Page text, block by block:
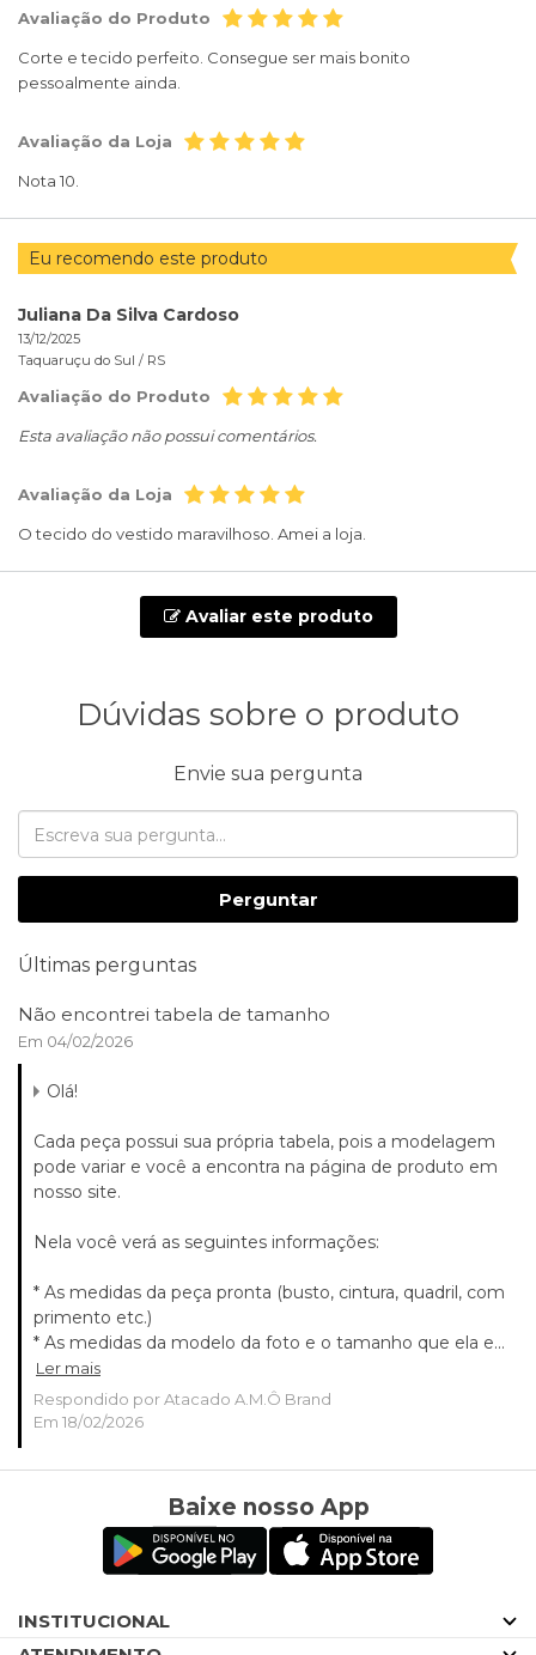
Avaliação do Produto
Corte e tecido perfeito. Consegue ser mais bonito
pessoalmente ainda.
Avaliação da Loja
Nota 10.
Eu recomendo este produto
Juliana Da Silva Cardoso
13/12/2025
Taquaruçu do Sul / RS
Avaliação do Produto
Esta avaliação não possui comentários.
Avaliação da Loja
O tecido do vestido maravilhoso. Amei a loja.
Avaliar este produto
Dúvidas sobre o produto
Envie sua pergunta
Perguntar
Últimas perguntas
Não encontrei tabela de tamanho
Em 04/02/2026
Olá!
Cada peça possui sua própria tabela, pois a modelagem
pode variar e você a encontra na página de produto em
nosso site.
Nela você verá as seguintes informações:
* As medidas da peça pronta (busto, cintura, quadril, com
primento etc.)
* As medidas da modelo da foto e o tamanho que ela e...
Ler mais
Respondido por Atacado A.M.Ô Brand
Em 18/02/2026
Baixe nosso App
INSTITUCIONAL